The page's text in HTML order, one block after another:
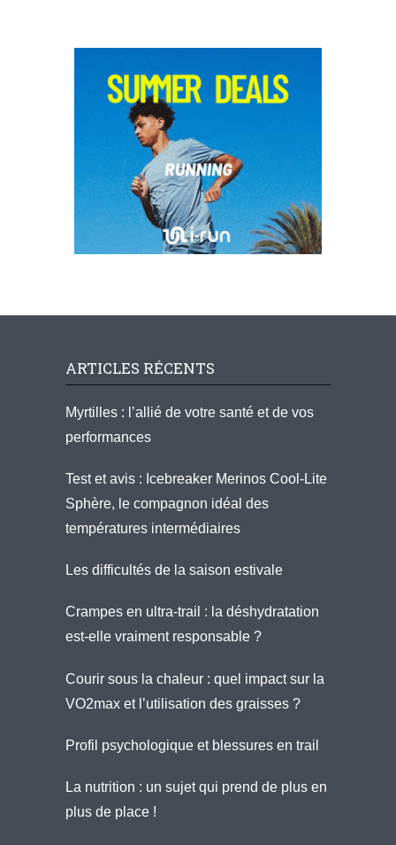
ARTICLES RÉCENTS
Myrtilles : l’allié de votre santé et de vos
performances
Test et avis : Icebreaker Merinos Cool-Lite
Sphère, le compagnon idéal des
températures intermédiaires
Les difficultés de la saison estivale
Crampes en ultra-trail : la déshydratation
est-elle vraiment responsable ?
Courir sous la chaleur : quel impact sur la
VO2max et l’utilisation des graisses ?
Profil psychologique et blessures en trail
La nutrition : un sujet qui prend de plus en
plus de place !